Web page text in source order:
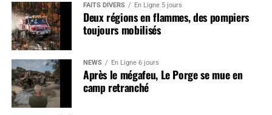
FAITS DIVERS En Ligne 5 jours
Deux régions en flammes, des pompiers
toujours mobilisés
NEWS En Ligne 6 jours
Après le mégafeu, Le Porge se mue en
camp retranché